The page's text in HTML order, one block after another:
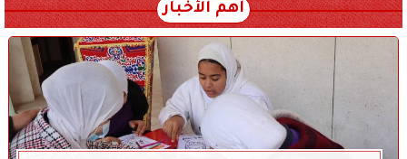
أهم الأخبار